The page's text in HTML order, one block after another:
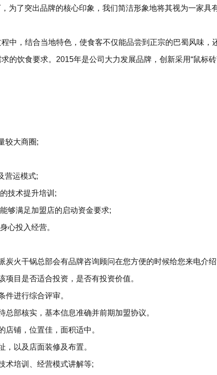
为了突出品牌的核心印象，我们简洁形象地将其视为一家具
中，结合当地特色，使食客不仅能品尝到正宗的巴蜀风味，
的饮食要求。2015年是公司大力发展品牌，创新采用“鼠标砖
较大商圈;
营运模式;
技术提升培训;
够满足加盟店的启动资金要求;
心投入经营。
炭火干锅总部会有品牌咨询顾问在您方便的时候给您来电介
目是否适合投资，是否有投资价值。
件进行综合评审。
部核实，基本信息准确并前期加盟协议。
铺，位置佳，面积适中。
以及店面装修及布置。
术培训、经营模式讲解等;